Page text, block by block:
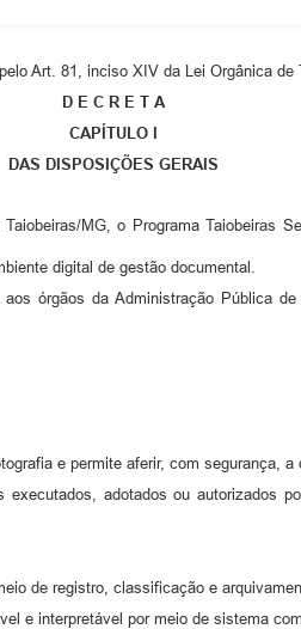
Art. 81, inciso XIV da Lei Orgânica de
D E C R E T A
CAPÍTULO I
DAS DISPOSIÇÕES GERAIS
MG, o Programa Taiobeiras
digital de gestão documental.
órgãos da Administração Pública
e permite aferir, com segurança, a
adotados ou autorizados
de registro, classificação e
e interpretável por meio de sistema